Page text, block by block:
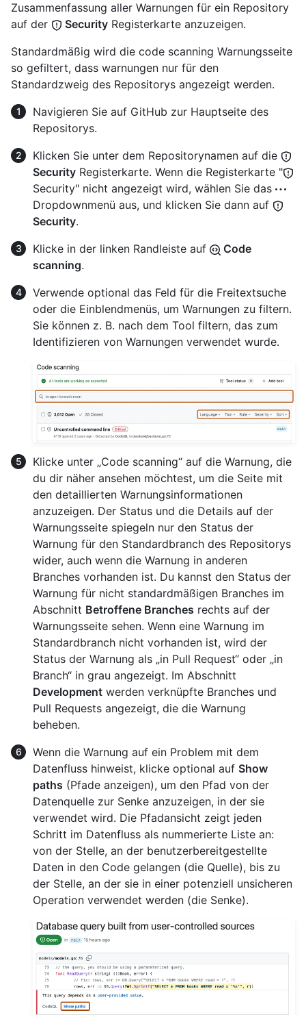
Zusammenfassung aller Warnungen für ein Repository
auf der
Security Registerkarte anzuzeigen.
Standardmäßig wird die code scanning Warnungsseite
so gefiltert, dass warnungen nur für den
Standardzweig des Repositorys angezeigt werden.
Navigieren Sie auf GitHub zur Hauptseite des
Repositorys.
Klicken Sie unter dem Repositorynamen auf die
Security Registerkarte. Wenn die Registerkarte "
Security" nicht angezeigt wird, wählen Sie das
Dropdownmenü aus, und klicken Sie dann auf
Security.
Klicke in der linken Randleiste auf
Code
scanning.
Verwende optional das Feld für die Freitextsuche
oder die Einblendmenüs, um Warnungen zu filtern.
Sie können z. B. nach dem Tool filtern, das zum
Identifizieren von Warnungen verwendet wurde.
Klicke unter „Code scanning“ auf die Warnung, die
du dir näher ansehen möchtest, um die Seite mit
den detaillierten Warnungsinformationen
anzuzeigen. Der Status und die Details auf der
Warnungsseite spiegeln nur den Status der
Warnung für den Standardbranch des Repositorys
wider, auch wenn die Warnung in anderen
Branches vorhanden ist. Du kannst den Status der
Warnung für nicht standardmäßigen Branches im
Abschnitt Betroffene Branches rechts auf der
Warnungsseite sehen. Wenn eine Warnung im
Standardbranch nicht vorhanden ist, wird der
Status der Warnung als „in Pull Request“ oder „in
Branch“ in grau angezeigt. Im Abschnitt
Development werden verknüpfte Branches und
Pull Requests angezeigt, die die Warnung
beheben.
Wenn die Warnung auf ein Problem mit dem
Datenfluss hinweist, klicke optional auf Show
paths (Pfade anzeigen), um den Pfad von der
Datenquelle zur Senke anzuzeigen, in der sie
verwendet wird. Die Pfadansicht zeigt jeden
Schritt im Datenfluss als nummerierte Liste an:
von der Stelle, an der benutzerbereitgestellte
Daten in den Code gelangen (die Quelle), bis zu
der Stelle, an der sie in einer potenziell unsicheren
Operation verwendet werden (die Senke).